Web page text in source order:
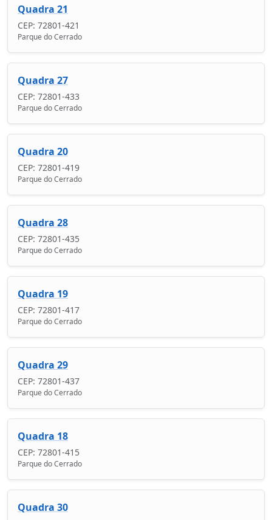
Quadra 21
CEP: 72801-421
Parque do Cerrado
Quadra 27
CEP: 72801-433
Parque do Cerrado
Quadra 20
CEP: 72801-419
Parque do Cerrado
Quadra 28
CEP: 72801-435
Parque do Cerrado
Quadra 19
CEP: 72801-417
Parque do Cerrado
Quadra 29
CEP: 72801-437
Parque do Cerrado
Quadra 18
CEP: 72801-415
Parque do Cerrado
Quadra 30